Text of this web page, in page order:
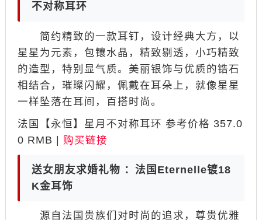
不对称耳环
简约精致的一款耳钉，设计经典大方，以
星星为元素，包镶水晶，精致剔透，小巧精致
的造型，特别显气质。美丽银饰与优质的锆石
相结合，璀璨闪耀，佩戴在耳朵上，就像星星
一样坠落在耳间，百搭时尚。
法国【永恒】星月不对称耳环 参考价格 357.0
0 RMB | 购买链接
送女朋友求婚礼物 ：法国Eternelle镀18
K金耳饰
源自法国贵族们对时尚的追求，尊贵优雅